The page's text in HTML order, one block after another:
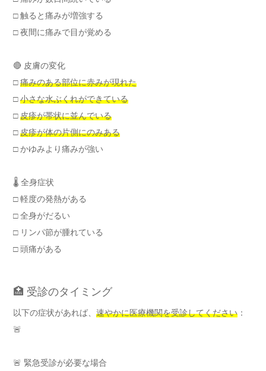
□ 触ると痛みが増強する
□ 夜間に痛みで目が覚める
🔴 皮膚の変化
□痛みのある部位に赤みが現れた
□小さな水ぶくれができている
□皮疹が帯状に並んでいる
□皮疹が体の片側にのみある
□ かゆみより痛みが強い
🌡️ 全身症状
□ 軽度の発熱がある
□ 全身がだるい
□ リンパ節が腫れている
□ 頭痛がある
🏥 受診のタイミング
以下の症状があれば、 速やかに医療機関を受診してください ：
🚨
🚨 緊急受診が必要な場合